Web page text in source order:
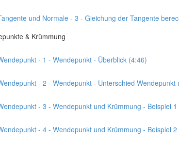
und Normale - 3 - Gleichung der Tangente
& Krümmung
- 1 - Wendepunkt - Überblick (4:46)
- 2 - Wendepunkt - Unterschied
- 3 - Wendepunkt und Krümmung - Beispiel 1
- 4 - Wendepunkt und Krümmung - Beispiel